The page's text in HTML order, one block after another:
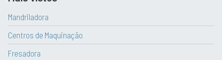
Mandriladora
Centros de Maquinação
Fresadora